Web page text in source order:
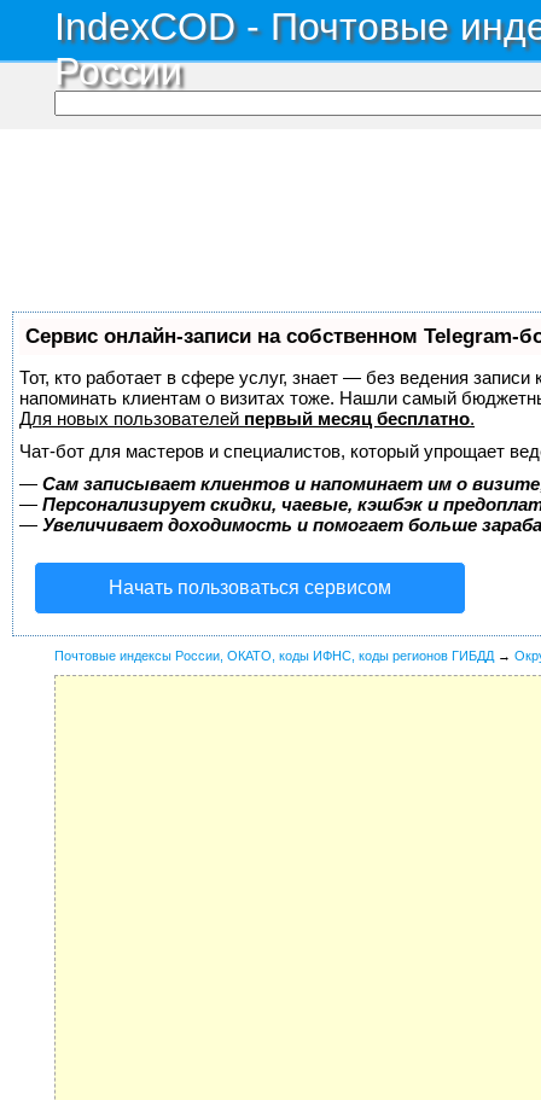
IndexCOD - Почтовые
России
Сервис онлайн-записи на собственном Telegram-
Тот, кто работает в сфере услуг, знает — без ведения
напоминать клиентам о визитах тоже. Нашли самый
Для новых пользователей первый месяц бесплатно.
Чат-бот для мастеров и специалистов, который упрощает
— Сам записывает клиентов и напоминает им о
— Персонализирует скидки, чаевые, кэшбэк и
— Увеличивает доходимость и помогает больше
Начать пользоваться сервисом
Почтовые индексы России, ОКАТО, коды ИФНС, коды регионов ГИБДД →